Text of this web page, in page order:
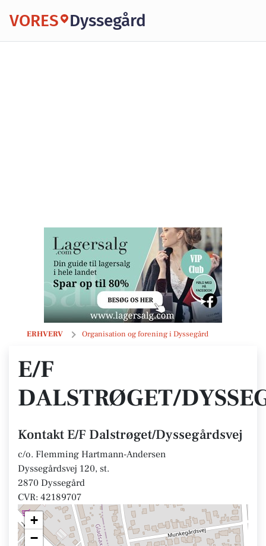
VORES Dyssegård
ERHVERV Organisation og forening i Dyssegård
E/F Dalstrøget/Dyssegårdsvej
E/F
DALSTRØGET/
Kontakt E/F Dalstrøget/Dyssegårdsvej
c/o. Flemming Hartmann-Andersen
Dyssegårdsvej 120, st.
2870 Dyssegård
CVR: 42189707
+
−